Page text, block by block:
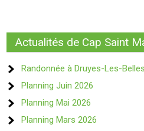
Actualités de Cap Saint
Randonnée à Druyes-Les-
Planning Juin 2026
Planning Mai 2026
Planning Mars 2026